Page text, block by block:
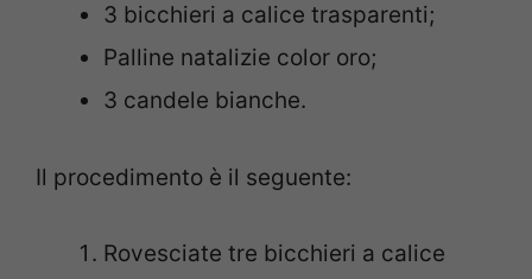
3 bicchieri a calice trasparenti;
Palline natalizie color oro;
3 candele bianche.
Il procedimento è il seguente:
Rovesciate tre bicchieri a calice